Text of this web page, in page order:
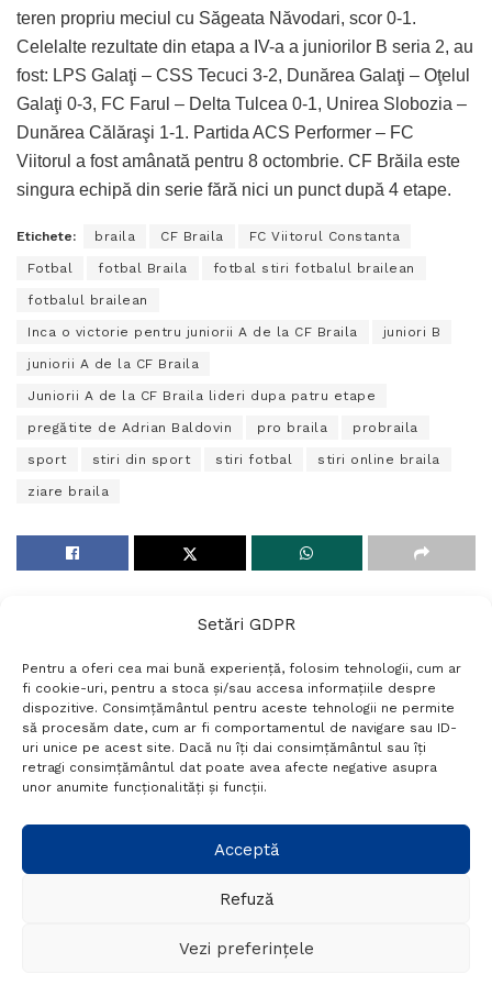
Setări GDPR
Pentru a oferi cea mai bună experiență, folosim tehnologii, cum ar
fi cookie-uri, pentru a stoca și/sau accesa informațiile despre
dispozitive. Consimțământul pentru aceste tehnologii ne permite
să procesăm date, cum ar fi comportamentul de navigare sau ID-
uri unice pe acest site. Dacă nu îți dai consimțământul sau îți
retragi consimțământul dat poate avea afecte negative asupra
unor anumite funcționalități și funcții.
Acceptă
Refuză
Vezi preferințele
teren propriu meciul cu Săgeata Năvodari, scor 0-1.
Celelalte rezultate din etapa a IV-a a juniorilor B seria 2, au
fost: LPS Galaţi – CSS Tecuci 3-2, Dunărea Galaţi – Oţelul
Galaţi 0-3, FC Farul – Delta Tulcea 0-1, Unirea Slobozia –
Dunărea Călăraşi 1-1. Partida ACS Performer – FC
Viitorul a fost amânată pentru 8 octombrie. CF Brăila este
singura echipă din serie fără nici un punct după 4 etape.
Etichete: braila CF Braila FC Viitorul Constanta
Fotbal fotbal Braila fotbal stiri fotbalul brailean
fotbalul brailean
Inca o victorie pentru juniorii A de la CF Braila juniori B
juniorii A de la CF Braila
Juniorii A de la CF Braila lideri dupa patru etape
pregătite de Adrian Baldovin pro braila probraila
sport stiri din sport stiri fotbal stiri online braila
ziare braila
Termeni si conditii
Politică de confidențialitate
Politica cookies
Setări GDPR
+40 788 760 194